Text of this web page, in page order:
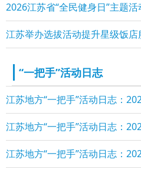
2026江苏省“全民健身日”主题活
江苏举办选拔活动提升星级饭店
“一把手”活动日志
江苏地方“一把手”活动日志：
江苏地方“一把手”活动日志：
江苏地方“一把手”活动日志：